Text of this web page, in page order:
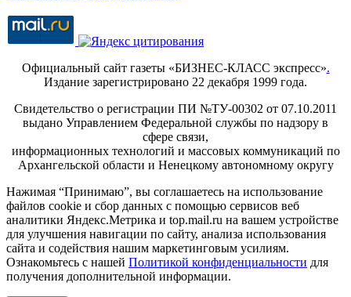
Официальный сайт газеты «БИЗНЕС-КЛАСС экспресс».
Издание зарегистрировано 22 декабря 1999 года.
Свидетельство о регистрации ПИ №ТУ-00302 от 07.10.2011
выдано Управлением Федеральной службы по надзору в
сфере связи,
информационных технологий и массовых коммуникаций по
Архангельской области и Ненецкому автономному округу
Нажимая “Принимаю”, вы соглашаетесь на использование
файлов cookie и сбор данных с помощью сервисов веб
аналитики Яндекс.Метрика и top.mail.ru на вашем устройстве
для улучшения навигации по сайту, анализа использования
сайта и содействия нашим маркетинговым усилиям.
Ознакомьтесь с нашей Политикой конфиденциальности для
получения дополнительной информации.